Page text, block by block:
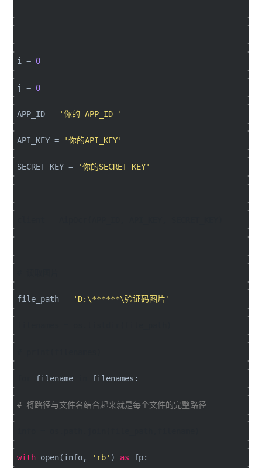
i = 0
j = 0
APP_ID = '你的 APP_ID '
API_KEY = '你的API_KEY'
SECRET_KEY = '你的SECRET_KEY'
file_path = 'D:\******\验证码图片'
filename filenames:
# 将路径与文件名结合起来就是每个文件的完整路径
withopen(info, 'rb' ) as fp: